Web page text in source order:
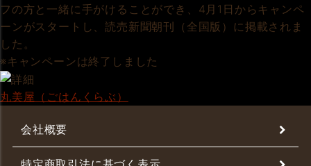
フの方と一緒に手がけることができ、4月1日からキャンペ
ーンがスタートし、読売新聞朝刊（全国版）に掲載されま
した。
※キャンペーンは終了しました
丸美屋（ごはんくらぶ）
会社概要